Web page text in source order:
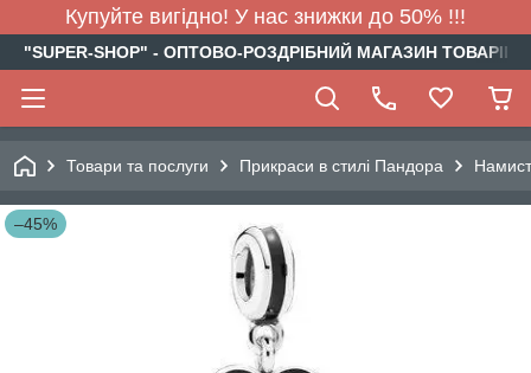
Купуйте вигідно! У нас знижки до 50% !!!
"SUPER-SHOP" - ОПТОВО-РОЗДРІБНИЙ МАГАЗИН
Товари та послуги Прикраси в стилі Пандора
–45%